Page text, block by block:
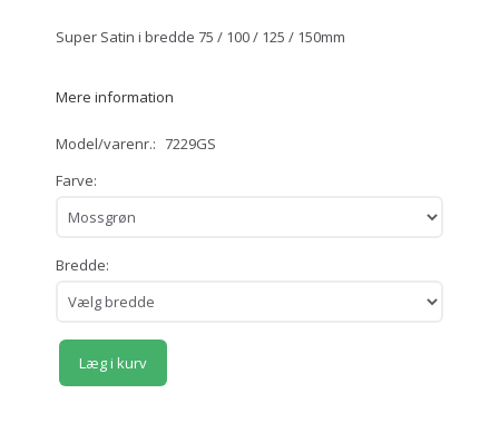
Super Satin i bredde 75 / 100 / 125 / 150mm
Mere information
Model/varenr.: 7229GS
Farve:
Bredde:
Læg i kurv